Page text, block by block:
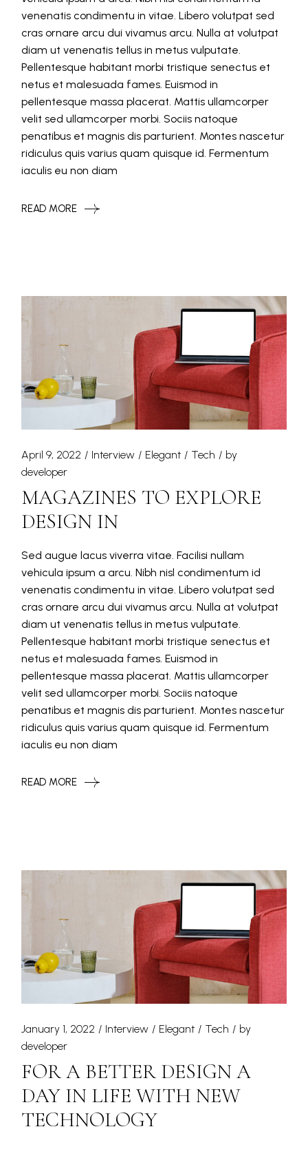
venenatis condimentu in vitae. Libero volutpat sed
cras ornare arcu dui vivamus arcu. Nulla at volutpat
diam ut venenatis tellus in metus vulputate.
Pellentesque habitant morbi tristique senectus et
netus et malesuada fames. Euismod in
pellentesque massa placerat. Mattis ullamcorper
velit sed ullamcorper morbi. Sociis natoque
penatibus et magnis dis parturient. Montes nascetur
ridiculus quis varius quam quisque id. Fermentum
iaculis eu non diam
READ MORE
April 9, 2022 Interview Elegant Tech
by
developer
MAGAZINES TO EXPLORE
DESIGN IN
Sed augue lacus viverra vitae. Facilisi nullam
vehicula ipsum a arcu. Nibh nisl condimentum id
venenatis condimentu in vitae. Libero volutpat sed
cras ornare arcu dui vivamus arcu. Nulla at volutpat
diam ut venenatis tellus in metus vulputate.
Pellentesque habitant morbi tristique senectus et
netus et malesuada fames. Euismod in
pellentesque massa placerat. Mattis ullamcorper
velit sed ullamcorper morbi. Sociis natoque
penatibus et magnis dis parturient. Montes nascetur
ridiculus quis varius quam quisque id. Fermentum
iaculis eu non diam
READ MORE
January 1, 2022 Interview Elegant Tech
by
developer
FOR A BETTER DESIGN A
DAY IN LIFE WITH NEW
TECHNOLOGY